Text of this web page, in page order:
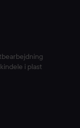
i plast